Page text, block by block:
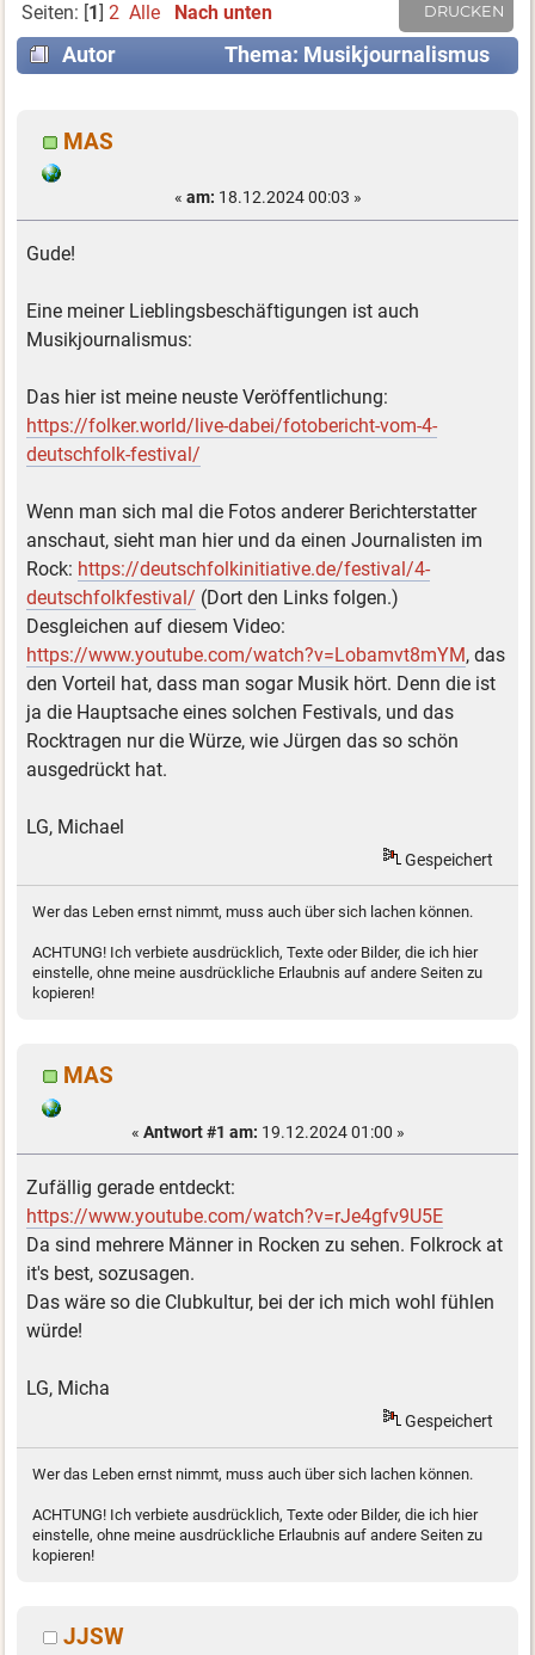
DRUCKEN
Seiten: [1] 2 Alle Nach unten
Autor
Thema: Musikjournalismus
MAS
« am: 18.12.2024 00:03 »
Gude!
Eine meiner Lieblingsbeschäftigungen ist auch
Musikjournalismus:
Das hier ist meine neuste Veröffentlichung:
https://folker.world/live-dabei/fotobericht-vom-4-
deutschfolk-festival/
Wenn man sich mal die Fotos anderer Berichterstatter
anschaut, sieht man hier und da einen Journalisten im
Rock: https://deutschfolkinitiative.de/festival/4-
deutschfolkfestival/ (Dort den Links folgen.)
Desgleichen auf diesem Video:
https://www.youtube.com/watch?v=Lobamvt8mYM, das
den Vorteil hat, dass man sogar Musik hört. Denn die ist
ja die Hauptsache eines solchen Festivals, und das
Rocktragen nur die Würze, wie Jürgen das so schön
ausgedrückt hat.
LG, Michael
Gespeichert
Wer das Leben ernst nimmt, muss auch über sich lachen können.
ACHTUNG! Ich verbiete ausdrücklich, Texte oder Bilder, die ich hier
einstelle, ohne meine ausdrückliche Erlaubnis auf andere Seiten zu
kopieren!
MAS
« Antwort #1 am: 19.12.2024 01:00 »
Zufällig gerade entdeckt:
https://www.youtube.com/watch?v=rJe4gfv9U5E
Da sind mehrere Männer in Rocken zu sehen. Folkrock at
it's best, sozusagen.
Das wäre so die Clubkultur, bei der ich mich wohl fühlen
würde!
LG, Micha
Gespeichert
Wer das Leben ernst nimmt, muss auch über sich lachen können.
ACHTUNG! Ich verbiete ausdrücklich, Texte oder Bilder, die ich hier
einstelle, ohne meine ausdrückliche Erlaubnis auf andere Seiten zu
kopieren!
JJSW